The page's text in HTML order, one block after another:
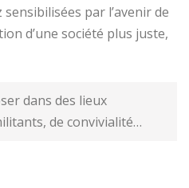
par l’avenir de
d’une société plus juste,
dans des lieux
de convivialité…